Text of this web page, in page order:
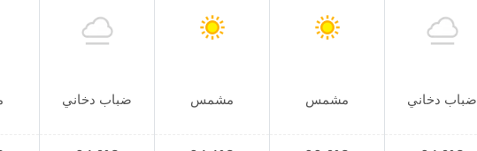
ضباب دخاني مشمس مشمس ضباب دخاني